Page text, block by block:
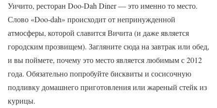
Уичито, ресторан Doo-Dah Diner — это именно то место.
Слово «Doo-dah» происходит от непринужденной
атмосферы, которой славится Вичита (и даже является
городским прозвищем). Загляните сюда на завтрак или обед,
и вы поймете, почему это место является любимым с 2012
года. Обязательно попробуйте бисквиты и сосисочную
подливку домашнего приготовления или жареный стейк из
курицы.